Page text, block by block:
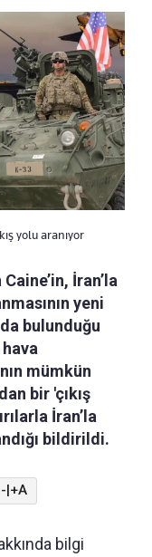
yolu aranıyor
İran’la
yeni
bulunduğu
mümkün
bir 'çıkış
İran’la
bildirildi.
|+A
bilgi